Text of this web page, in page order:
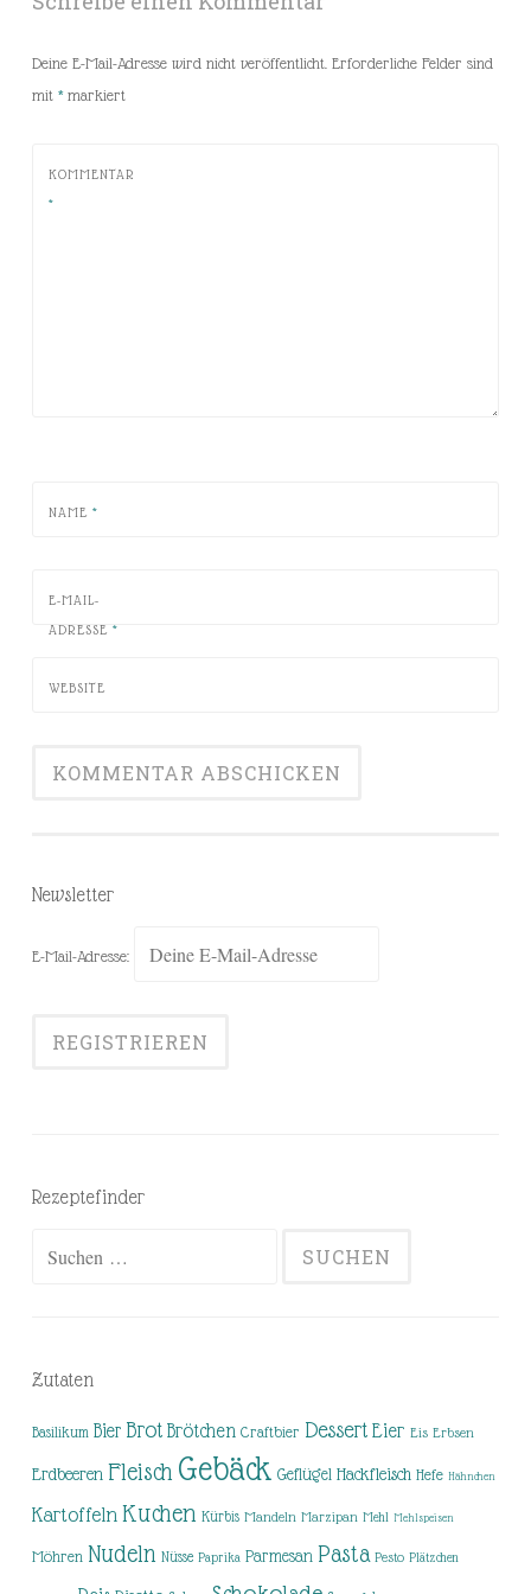
Deine E-Mail-Adresse wird nicht veröffentlicht. Erforderliche Felder sind
mit *markiert
KOMMENTAR
*
NAME *
E-MAIL-
ADRESSE *
WEBSITE
Newsletter
E-Mail-Adresse:
Rezeptefinder
Zutaten
Basilikum Bier Brot Brötchen Craftbier Dessert Eier Eis Erbsen
Erdbeeren Fleisch Gebäck Geflügel Hackfleisch Hefe Hähnchen
Kartoffeln Kuchen Kürbis Mandeln Marzipan Mehl Mehlspeisen
Möhren Nudeln Nüsse Paprika Parmesan Pasta Pesto Plätzchen